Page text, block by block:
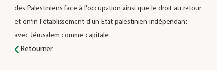
des Palestiniens face à l'occupation ainsi que le droit au retour
et enfin l'établissement d'un Etat palestinien indépendant
avec Jérusalem comme capitale.
Retourner